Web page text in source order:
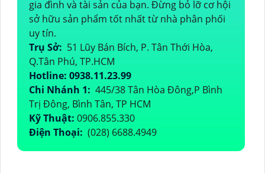
gia đình và tài sản của bạn. Đừng bỏ lỡ cơ hội
sở hữu sản phẩm tốt nhất từ nhà phân phối
uy tín.
Trụ Sở: 51 Lũy Bán Bích, P. Tân Thới Hòa,
Q.Tân Phú, TP.HCM
Hotline: 0938.11.23.99
Chi Nhánh 1: 445/38 Tân Hòa Đông,P Bình
Trị Đông, Bình Tân, TP HCM
Kỹ Thuật: 0906.855.330
Điện Thoại: (028) 6688.4949